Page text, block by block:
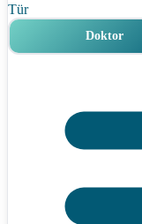
Tür
Doktor